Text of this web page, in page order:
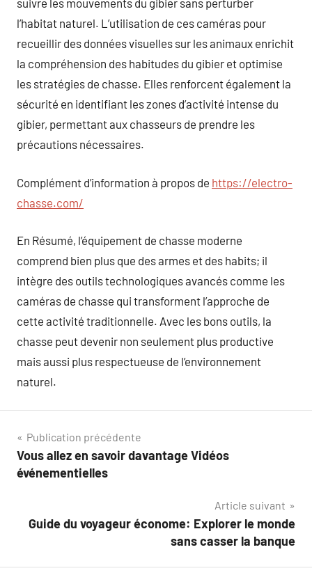
suivre les mouvements du gibier sans perturber
l’habitat naturel. L’utilisation de ces caméras pour
recueillir des données visuelles sur les animaux enrichit
la compréhension des habitudes du gibier et optimise
les stratégies de chasse. Elles renforcent également la
sécurité en identifiant les zones d’activité intense du
gibier, permettant aux chasseurs de prendre les
précautions nécessaires.
Complément d’information à propos de https://electro-
chasse.com/
En Résumé, l’équipement de chasse moderne
comprend bien plus que des armes et des habits; il
intègre des outils technologiques avancés comme les
caméras de chasse qui transforment l’approche de
cette activité traditionnelle. Avec les bons outils, la
chasse peut devenir non seulement plus productive
mais aussi plus respectueuse de l’environnement
naturel.
Navigation
de
Publication précédente
Vous allez en savoir davantage Vidéos
événementielles
Article suivant
Guide du voyageur économe: Explorer le monde
sans casser la banque